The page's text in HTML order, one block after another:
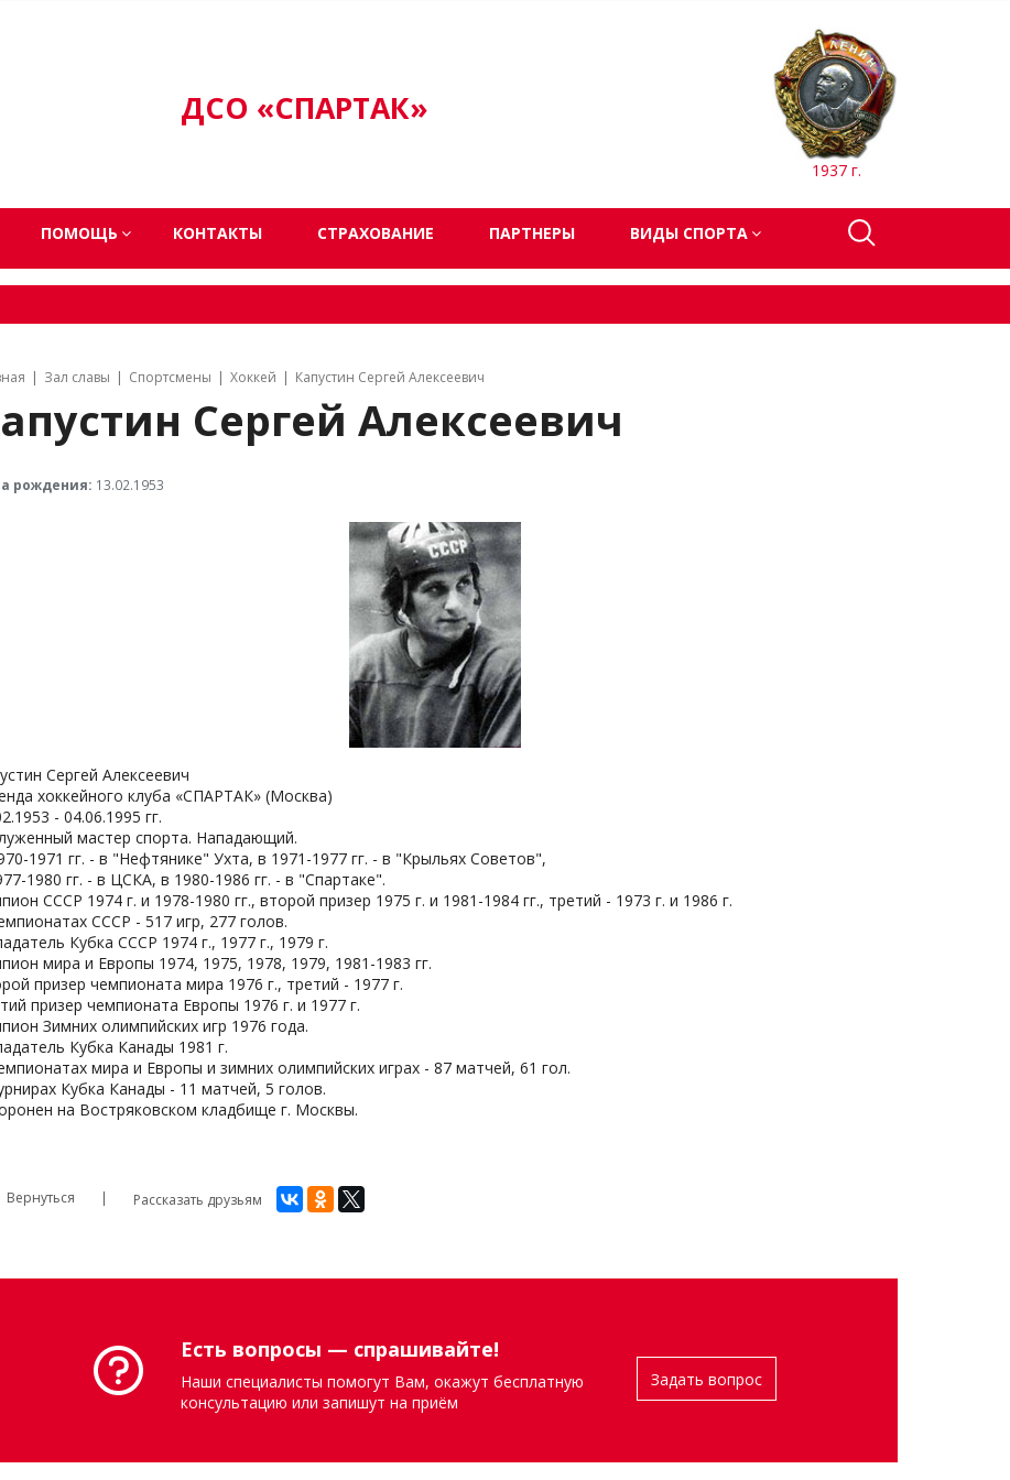
ДСО «СПАРТАК»
1937 г.
ПОМОЩЬ КОНТАКТЫ СТРАХОВАНИЕ ПАРТНЕРЫ ВИДЫ СПОРТА
Зал славы Спортсмены Хоккей Капустин Сергей Алексеевич
Сергей Алексеевич
рождения: 13.02.1953
Сергей Алексеевич
хоккейного клуба «СПАРТАК» (Москва)
- 04.06.1995 гг.
мастер спорта. Нападающий.
1971 гг. - в "Нефтянике" Ухта, в 1971-1977 гг. - в "Крыльях Советов",
1980 гг. - в ЦСКА, в 1980-1986 гг. - в "Спартаке".
СССР 1974 г. и 1978-1980 гг., второй призер 1975 г. и 1981-1984 гг., третий - 1973 г. и 1986 г.
СССР - 517 игр, 277 голов.
Кубка СССР 1974 г., 1977 г., 1979 г.
мира и Европы 1974, 1975, 1978, 1979, 1981-1983 гг.
призер чемпионата мира 1976 г., третий - 1977 г.
призер чемпионата Европы 1976 г. и 1977 г.
Зимних олимпийских игр 1976 года.
Кубка Канады 1981 г.
мира и Европы и зимних олимпийских играх - 87 матчей, 61 гол.
Кубка Канады - 11 матчей, 5 голов.
на Востряковском кладбище г. Москвы.
Вернуться Рассказать друзьям
Есть вопросы — спрашивайте!
Наши специалисты помогут Вам, окажут бесплатную
консультацию или запишут на приём
Задать вопрос